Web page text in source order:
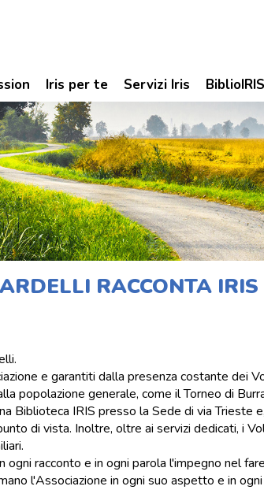
Iris per te Servizi Iris BiblioIRIS
RACCONTA
e garantiti dalla presenza costante dei
popolazione generale, come il Torneo di
Biblioteca IRIS presso la Sede di via Trieste
di vista. Inoltre, oltre ai servizi dedicati, i
racconto e in ogni parola l'impegno nel
l'Associazione in ogni suo aspetto e in